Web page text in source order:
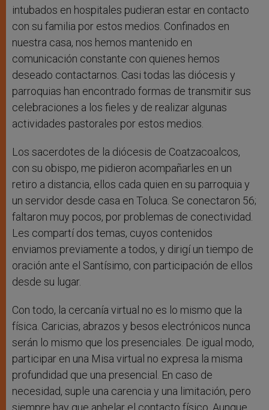
intubados en hospitales pudieran estar en contacto
con su familia por estos medios. Confinados en
nuestra casa, nos hemos mantenido en
comunicación constante con quienes hemos
deseado contactarnos. Casi todas las diócesis y
parroquias han encontrado formas de transmitir sus
celebraciones a los fieles y de realizar algunas
actividades pastorales por estos medios.
Los sacerdotes de la diócesis de Coatzacoalcos,
con su obispo, me pidieron acompañarles en un
retiro a distancia, ellos cada quien en su parroquia y
un servidor desde casa en Toluca. Se conectaron 56;
faltaron muy pocos, por problemas de conectividad.
Les compartí dos temas, cuyos contenidos
enviamos previamente a todos, y dirigí un tiempo de
oración ante el Santísimo, con participación de ellos
desde su lugar.
Con todo, la cercanía virtual no es lo mismo que la
física. Caricias, abrazos y besos electrónicos nunca
serán lo mismo que los presenciales. De igual modo,
participar en una Misa virtual no expresa la misma
profundidad que una presencial. En caso de
necesidad, suple una carencia y una limitación, pero
siempre hay que anhelar el contacto físico. Aunque